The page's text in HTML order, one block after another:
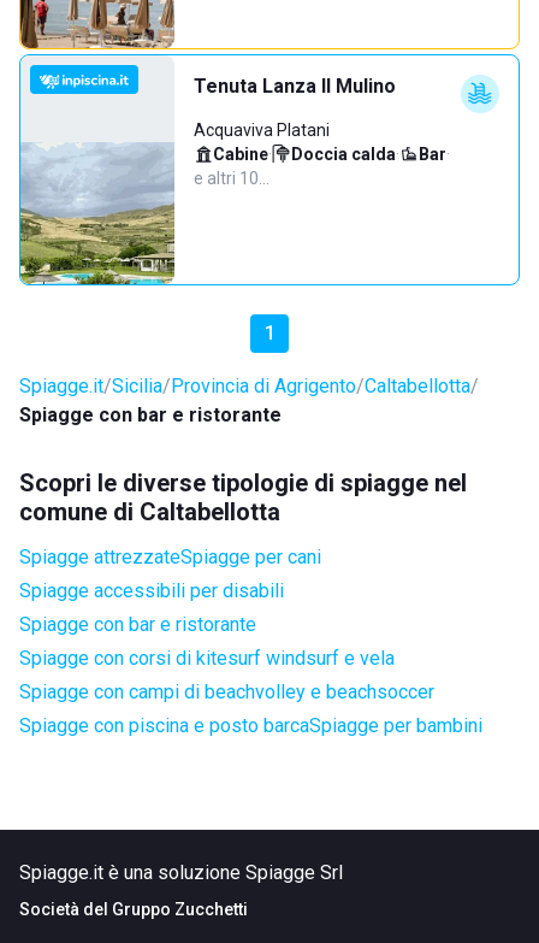
Tenuta Lanza Il Mulino
Acquaviva Platani
Cabine· Doccia calda· Bar·
e altri 10…
1
Spiagge.it Sicilia Provincia di Agrigento Caltabellotta
Spiagge con bar e ristorante
Scopri le diverse tipologie di spiagge nel
comune di Caltabellotta
Spiagge attrezzateSpiagge per cani
Spiagge accessibili per disabili
Spiagge con bar e ristorante
Spiagge con corsi di kitesurf windsurf e vela
Spiagge con campi di beachvolley e beachsoccer
Spiagge con piscina e posto barcaSpiagge per bambini
Spiagge.it è una soluzione Spiagge Srl
Società del Gruppo Zucchetti